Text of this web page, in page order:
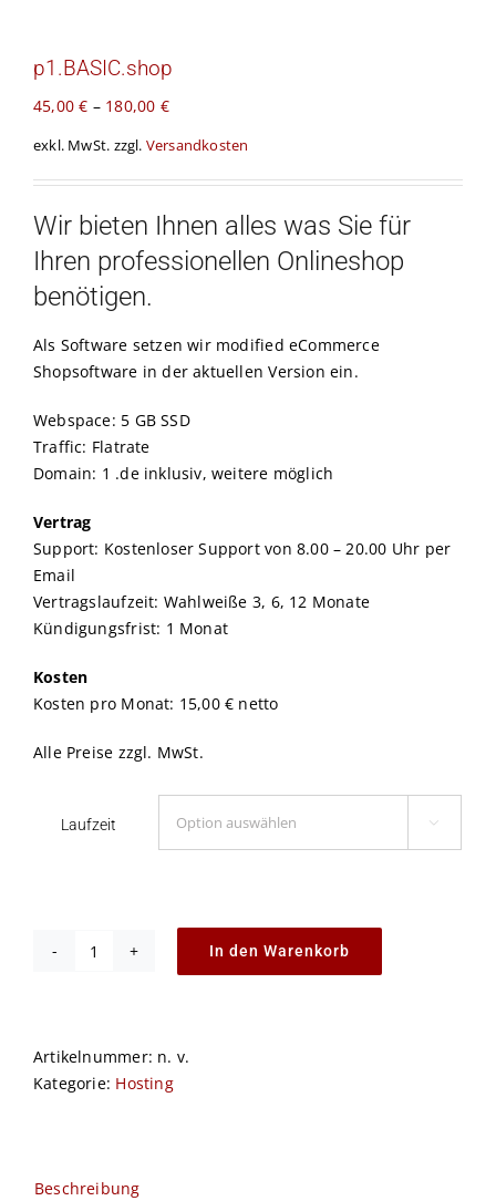
p1.BASIC.shop
45,00€ – 180,00 €
exkl. MwSt. zzgl. Versandkosten
Wir bieten Ihnen alles was Sie für
Ihren professionellen Onlineshop
benötigen.
Als Software setzen wir modified eCommerce
Shopsoftware in der aktuellen Version ein.
Webspace: 5 GB SSD
Traffic: Flatrate
Domain: 1 .de inklusiv, weitere möglich
Vertrag
Support: Kostenloser Support von 8.00 – 20.00 Uhr per
Email
Vertragslaufzeit: Wahlweiße 3, 6, 12 Monate
Kündigungsfrist: 1 Monat
Kosten
Kosten pro Monat: 15,00 € netto
Alle Preise zzgl. MwSt.
Laufzeit 
p1.BASIC.shop
In den Warenkorb
Artikelnummer: n. v.
Kategorie: Hosting
Beschreibung